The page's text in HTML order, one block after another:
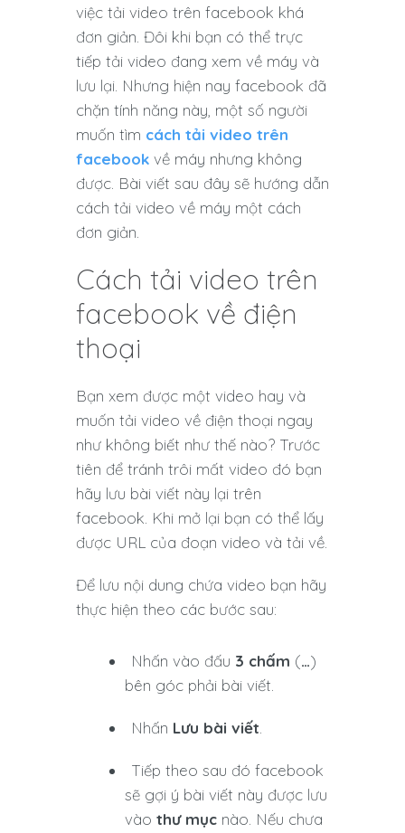
việc tải video trên facebook khá
đơn giản. Đôi khi bạn có thể trực
tiếp tải video đang xem về máy và
lưu lại. Nhưng hiện nay facebook đã
chặn tính năng này, một số người
muốn tìm cách tải video trên
facebook về máy nhưng không
được. Bài viết sau đây sẽ hướng dẫn
cách tải video về máy một cách
đơn giản.
Cách tải video trên
facebook về điện
thoại
Bạn xem được một video hay và
muốn tải video về điện thoại ngay
như không biết như thế nào? Trước
tiên để tránh trôi mất video đó bạn
hãy lưu bài viết này lại trên
facebook. Khi mở lại bạn có thể lấy
được URL của đoạn video và tải về.
Để lưu nội dung chứa video bạn hãy
thực hiện theo các bước sau:
Nhấn vào đấu 3 chấm (…)
bên góc phải bài viết.
Nhấn Lưu bài viết
Tiếp theo sau đó facebook
sẽ gợi ý bài viết này được lưu
vàothư mục nào. Nếu chưa